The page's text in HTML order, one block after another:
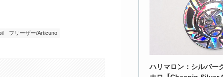
フリーザー/Articuno
ハリマロン：シルバー